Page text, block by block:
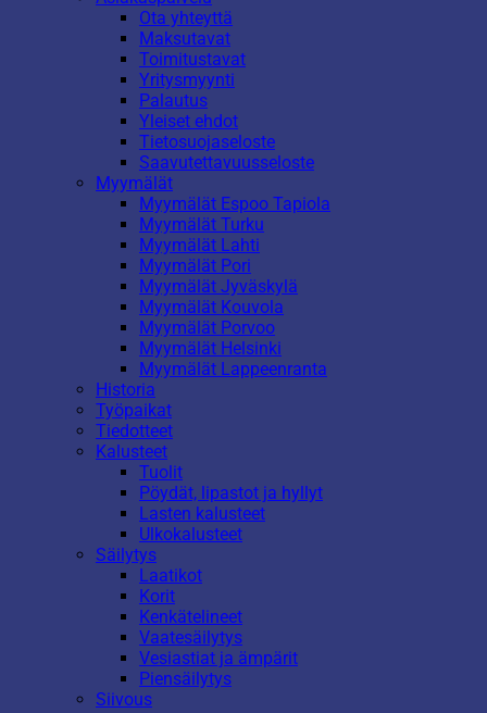
Ota yhteyttä
Maksutavat
Toimitustavat
Yritysmyynti
Palautus
Yleiset ehdot
Tietosuojaseloste
Saavutettavuusseloste
Myymälät
Myymälät Espoo Tapiola
Myymälät Turku
Myymälät Lahti
Myymälät Pori
Myymälät Jyväskylä
Myymälät Kouvola
Myymälät Porvoo
Myymälät Helsinki
Myymälät Lappeenranta
Historia
Työpaikat
Tiedotteet
Kalusteet
Tuolit
Pöydät, lipastot ja hyllyt
Lasten kalusteet
Ulkokalusteet
Säilytys
Laatikot
Korit
Kenkätelineet
Vaatesäilytys
Vesiastiat ja ämpärit
Piensäilytys
Siivous